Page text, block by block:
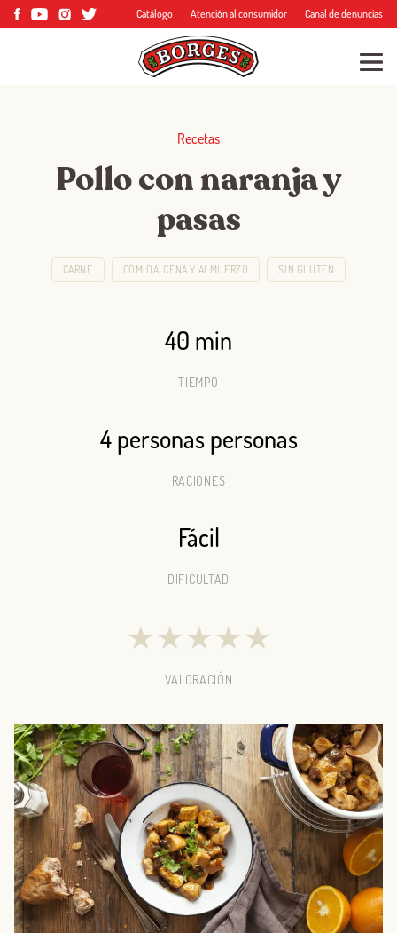
Catálogo Atención al consumidor Canal de denuncias
Recetas
Pollo con naranja y
pasas
CARNE COMIDA, CENA Y ALMUERZO SIN GLUTEN
40 min
TIEMPO
4 personas personas
RACIONES
Fácil
DIFICULTAD
★★★★★
VALORACIÓN